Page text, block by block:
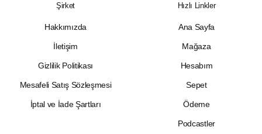
Şirket
Hakkımızda
İletişim
Gizlilik Politikası
Mesafeli Satış Sözleşmesi
İptal ve İade Şartları
Hızlı Linkler
Ana Sayfa
Mağaza
Hesabım
Sepet
Ödeme
Podcastler